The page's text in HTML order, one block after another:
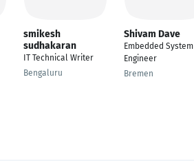
smikesh
sudhakaran
IT Technical Writer
Bengaluru
Shivam Dave
Embedded System
Engineer
Bremen